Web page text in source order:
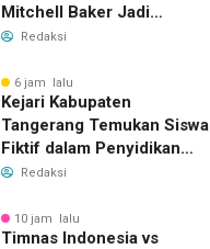
Mitchell Baker Jadi
Sorotan di Piala AFF 2026
Redaksi
6 jam lalu
Kejari Kabupaten
Tangerang Temukan Siswa
Fiktif dalam Penyidikan
Dana BOP PKBM
Redaksi
10 jam lalu
Timnas Indonesia vs